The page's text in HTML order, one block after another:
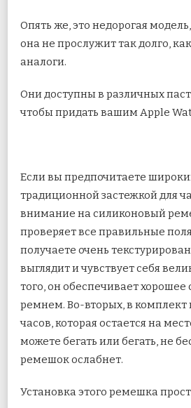
Опять же, это недорогая
она не прослужит так долго,
аналоги.
Они доступны в различных
чтобы придать вашим Apple
Если вы предпочитаете
традиционной застежкой для
внимание на силиконовый
проверяет все правильные
получаете очень
выглядит и чувствует себя
того, он обеспечивает хорошее
ремнем. Во-вторых, в комплект
часов, которая остается на
можете бегать или бегать, не
ремешок ослабнет.
Установка этого ремешка